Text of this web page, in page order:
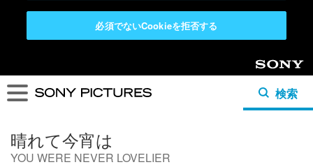
必須でないCookieを拒否する
Sony
検索
晴れて今宵は
YOU WERE NEVER LOVELIER